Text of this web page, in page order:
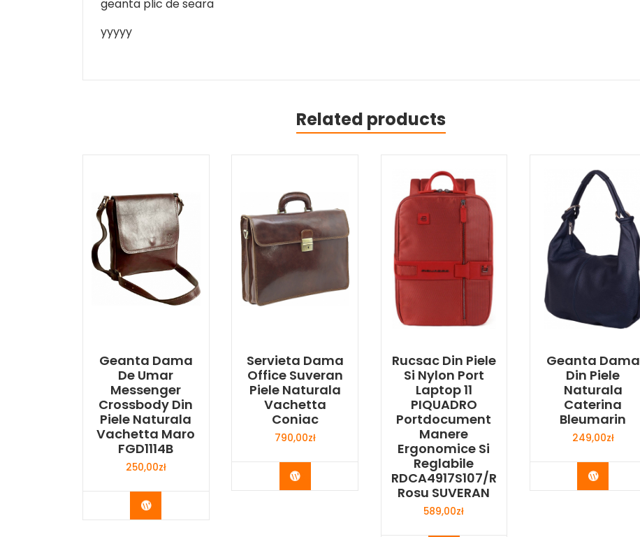
geanta plic de seara
yyyyy
Related products
Geanta Dama
De Umar
Messenger
Crossbody Din
Piele Naturala
Vachetta Maro
FGD1114B
250,00zł
Buy Now
Servieta Dama
Office Suveran
Piele Naturala
Vachetta
Coniac
790,00zł
Buy Now
Rucsac Din Piele
Si Nylon Port
Laptop 11
PIQUADRO
Portdocument
Manere
Ergonomice Si
Reglabile
RDCA4917S107/R
Rosu SUVERAN
589,00zł
Geanta Dama
Din Piele
Naturala
Caterina
Bleumarin
249,00zł
Buy Now